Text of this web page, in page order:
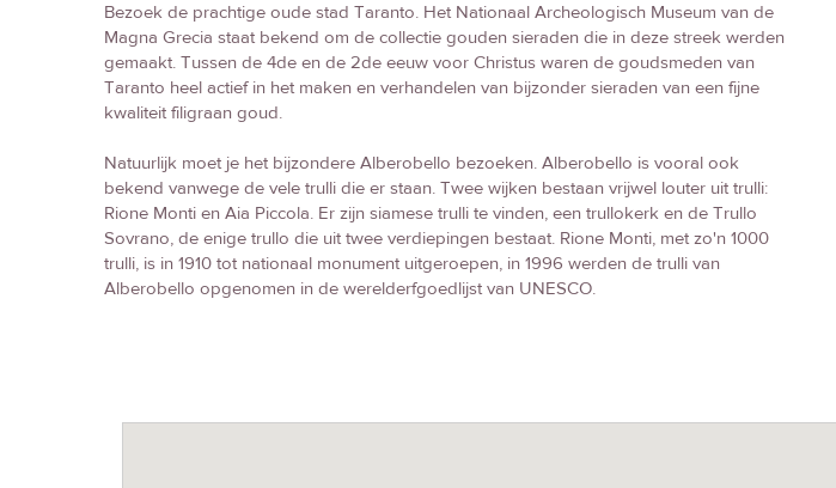
Bezoek de prachtige oude stad Taranto. Het Nationaal Archeologisch Museum van de
Magna Grecia staat bekend om de collectie gouden sieraden die in deze streek werden
gemaakt. Tussen de 4de en de 2de eeuw voor Christus waren de goudsmeden van
Taranto heel actief in het maken en verhandelen van bijzonder sieraden van een fijne
kwaliteit filigraan goud.
Natuurlijk moet je het bijzondere Alberobello bezoeken. Alberobello is vooral ook
bekend vanwege de vele trulli die er staan. Twee wijken bestaan vrijwel louter uit trulli:
Rione Monti en Aia Piccola. Er zijn siamese trulli te vinden, een trullokerk en de Trullo
Sovrano, de enige trullo die uit twee verdiepingen bestaat. Rione Monti, met zo'n 1000
trulli, is in 1910 tot nationaal monument uitgeroepen, in 1996 werden de trulli van
Alberobello opgenomen in de werelderfgoedlijst van UNESCO.